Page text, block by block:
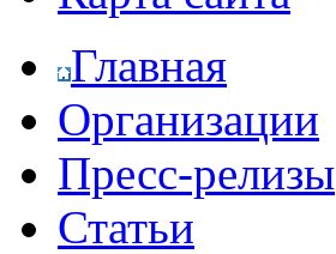
Главная
Организации
Пресс-релизы
Статьи